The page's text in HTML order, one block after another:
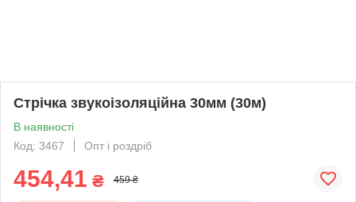
Стрічка звукоізоляційна 30мм (30м)
В наявності
Код: 3467
Опт і роздріб
454,41 ₴ 459 ₴